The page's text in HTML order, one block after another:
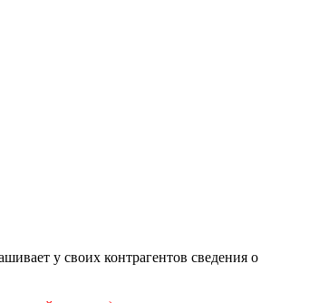
у своих контрагентов сведения о